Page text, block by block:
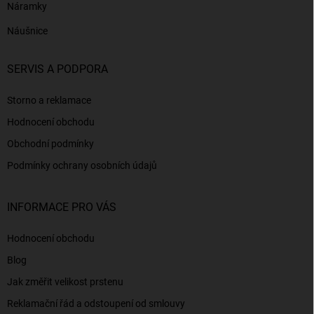
Náramky
Náušnice
SERVIS A PODPORA
Storno a reklamace
Hodnocení obchodu
Obchodní podmínky
Podmínky ochrany osobních údajů
INFORMACE PRO VÁS
Hodnocení obchodu
Blog
Jak změřit velikost prstenu
Reklamační řád a odstoupení od smlouvy